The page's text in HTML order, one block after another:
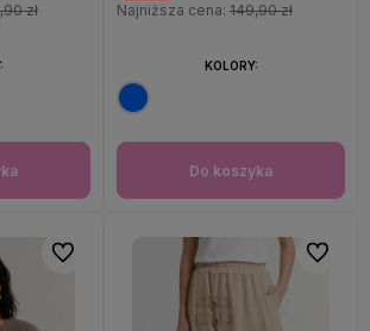
zł Najniższa cena: 149,90 zł
Do koszyka
KOLORY:
Do ulubionych Do